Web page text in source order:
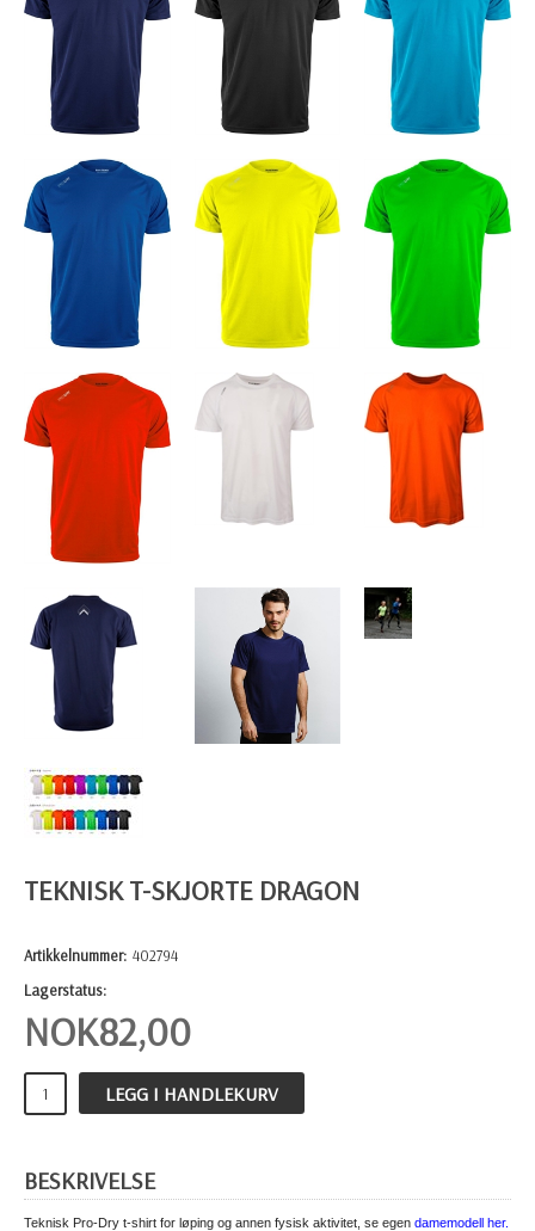
TEKNISK T-SKJORTE DRAGON
Artikkelnummer: 402794
Lagerstatus:
NOK82,00
LEGG I HANDLEKURV
BESKRIVELSE
Teknisk Pro-Dry t-shirt for løping og annen fysisk aktivitet, se egen damemodell her.